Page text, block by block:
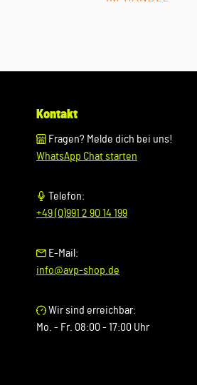
Kontakt
Fragen? Melde dich bei uns!
WhatsApp Chat starten
Telefon:
+49 (0)991 2 90 14 199
E-Mail:
info@avp-shop.de
Wir sind erreichbar:
Mo. - Fr. 08:00 - 17:00 Uhr